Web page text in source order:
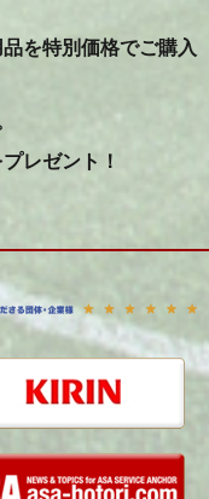
を特別価格でご購入
レゼント！